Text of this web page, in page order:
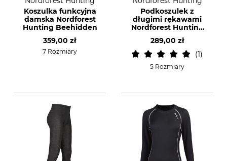
Koszulka funkcyjna
damska Nordforest
Hunting Beehidden
359,00 zł
7 Rozmiary
Podkoszulek z
długimi rękawami
Nordforest Hunting
289,00 zł
1
5 Rozmiary